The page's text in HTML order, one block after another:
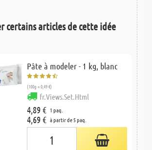
certains articles de cette idée
Pâte à modeler - 1 kg, blanc
(100g = 0,49 €)
fr.Views.Set.Html
4,89 € 1 paq.
4,69 € à partir de 5 paq.